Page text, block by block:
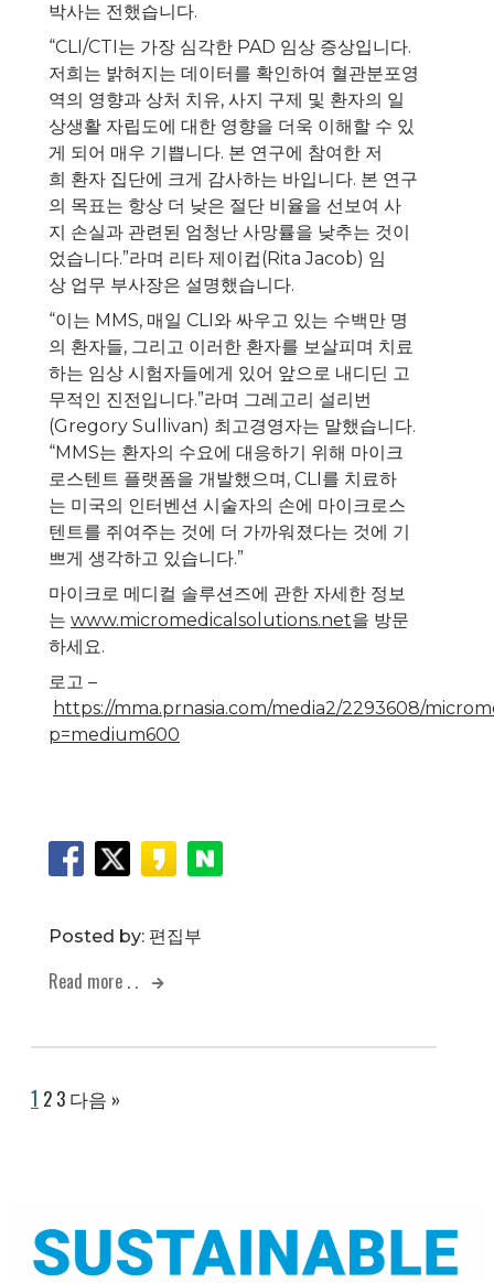
박사는 전했습니다.
“CLI/CTI는 가장 심각한 PAD 임상 증상입니다.
저희는 밝혀지는 데이터를 확인하여 혈관분포영
역의 영향과 상처 치유, 사지 구제 및 환자의 일
상생활 자립도에 대한 영향을 더욱 이해할 수 있
게 되어 매우 기쁩니다. 본 연구에 참여한 저
희 환자 집단에 크게 감사하는 바입니다. 본 연구
의 목표는 항상 더 낮은 절단 비율을 선보여 사
지 손실과 관련된 엄청난 사망률을 낮추는 것이
었습니다.”라며 리타 제이컵(Rita Jacob) 임
상 업무 부사장은 설명했습니다.
“이는 MMS, 매일 CLI와 싸우고 있는 수백만 명
의 환자들, 그리고 이러한 환자를 보살피며 치료
하는 임상 시험자들에게 있어 앞으로 내디딘 고
무적인 진전입니다.”라며 그레고리 설리번
(Gregory Sullivan) 최고경영자는 말했습니다.
“MMS는 환자의 수요에 대응하기 위해 마이크
로스텐트 플랫폼을 개발했으며, CLI를 치료하
는 미국의 인터벤션 시술자의 손에 마이크로스
텐트를 쥐여주는 것에 더 가까워졌다는 것에 기
쁘게 생각하고 있습니다.”
마이크로 메디컬 솔루션즈에 관한 자세한 정보
는 www.micromedicalsolutions.net을 방문
하세요.
로고 –
https://mma.prnasia.com/media2/2293608/
p=medium600
Posted by: 편집부
Read more . .
1 2 3 다음 »